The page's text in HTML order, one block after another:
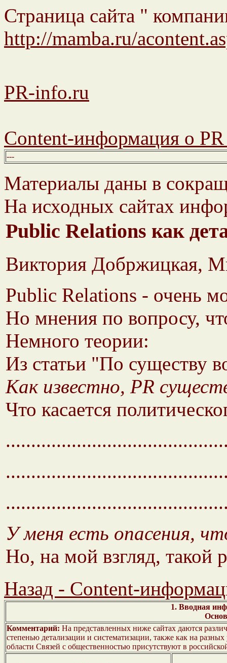
Страница сайта "
http://mamba.ru/
PR-info.ru
Content-информация о PR
---
Материалы даны в
На исходных сайтах
Public Relations как
Виктория Добржицкая,
Public Relations - очень
Но мнения по вопросу,
Немного теории:
Из статьи "По существу
Как известно, PR
Что касается
У меня есть опасения,
Но, на мой взгляд, такой
Назад - Content-
1. Вводная
Комментарий: На представленных ниже сайтах даются
степенью детализации и систематизации, также как на
области Связей с общественностью присутствуют в